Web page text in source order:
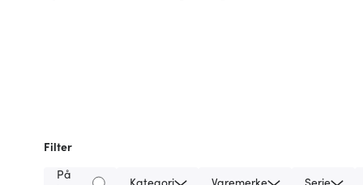
Filter
På
Kategori Varemerke Serie